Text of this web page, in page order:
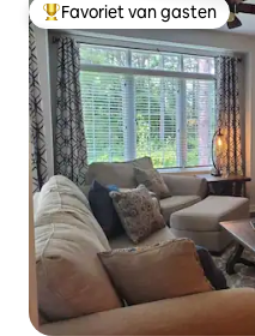
Topfavoriet van gasten
Favoriet van gasten